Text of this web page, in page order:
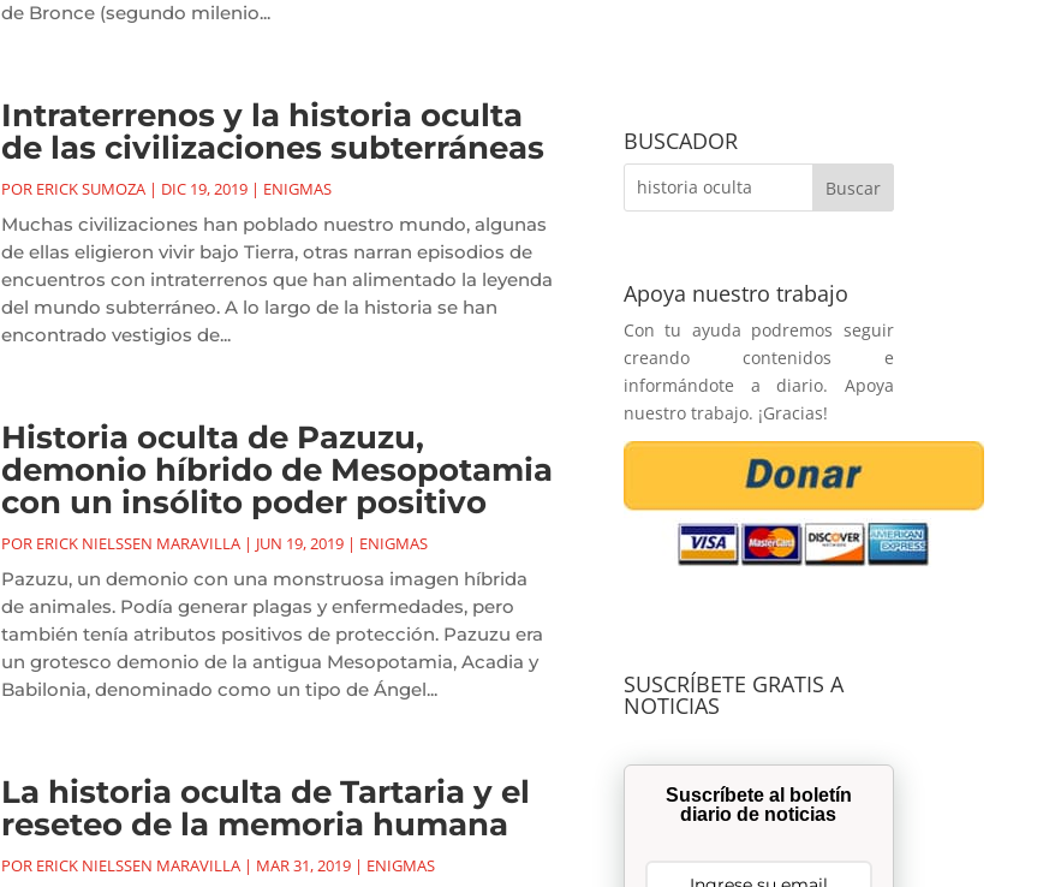
de Bronce (segundo milenio...
Intraterrenos y la historia oculta
de las civilizaciones subterráneas
POR ERICK SUMOZA| DIC 19, 2019| ENIGMAS
Muchas civilizaciones han poblado nuestro mundo, algunas
de ellas eligieron vivir bajo Tierra, otras narran episodios de
encuentros con intraterrenos que han alimentado la leyenda
del mundo subterráneo. A lo largo de la historia se han
encontrado vestigios de...
Historia oculta de Pazuzu,
demonio híbrido de Mesopotamia
con un insólito poder positivo
POR ERICK NIELSSEN MARAVILLA| JUN 19, 2019| ENIGMAS
Pazuzu, un demonio con una monstruosa imagen híbrida
de animales. Podía generar plagas y enfermedades, pero
también tenía atributos positivos de protección. Pazuzu era
un grotesco demonio de la antigua Mesopotamia, Acadia y
Babilonia, denominado como un tipo de Ángel...
La historia oculta de Tartaria y el
reseteo de la memoria humana
POR ERICK NIELSSEN MARAVILLA| MAR 31, 2019| ENIGMAS
BUSCADOR
Apoya nuestro trabajo
Con tu ayuda podremos seguir
creando contenidos e
informándote a diario. Apoya
nuestro trabajo. ¡Gracias!
SUSCRÍBETE GRATIS A
NOTICIAS
Suscríbete al boletín
diario de noticias